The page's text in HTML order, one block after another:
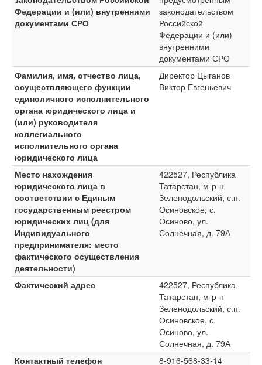
Федерации и (или) внутренними
документами СРО
законодательством
Российской
Федерации и (или)
внутренними
документами СРО
Фамилия, имя, отчество лица,
осуществляющего функции
единоличного исполнительного
органа юридического лица и
(или) руководителя
коллегиального
исполнительного органа
юридического лица
Директор Цыганов
Виктор Евгеньевич
Место нахождения
юридического лица в
соответствии с Единым
государственным реестром
юридических лиц (для
Индивидуального
предпринимателя: место
фактического осуществления
деятельности)
422527, Республика
Татарстан, м-р-н
Зеленодольский, с.п.
Осиновское, с.
Осиново, ул.
Солнечная, д. 79А
Фактический адрес
422527, Республика
Татарстан, м-р-н
Зеленодольский, с.п.
Осиновское, с.
Осиново, ул.
Солнечная, д. 79А
Контактный телефон
8-916-568-33-14